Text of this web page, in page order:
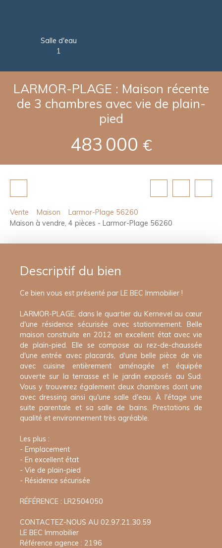
Salle d'eau
1
LARMOR-PLAGE : Maison récente
de 3 chambres avec vie de plain-
pied
483 000 €
Vente Maison
Larmor-Plage 56260
Maison à vendre, 4 pièces - Larmor-Plage 56260
Descriptif du bien
Ce bien vous est présenté par LE BEC Immobilier !
LARMOR-PLAGE, dans le quartier du Kernevel au cœur
d'une résidence sécurisée avec stationnement. Belle
maison construite en 2012 en excellent état avec vie
de plain-pied. Elle se compose au rez-de-chaussée
d'une entrée avec placards, d'une belle pièce de vie
avec cuisine entièrement aménagée et équipée
ouverte sur la terrasse et le jardin exposés au Sud.
Vous y trouverez également deux chambres dont une
avec dressing ainsi qu'une salle d'eau. À l'étage une
suite parentale et sa salle de bains. Prestations de
qualité et environnement très agréable.
Les plus :
- Emplacement
- En excellent état
- Vie de plain-pied
- Résidence sécurisée
RÉFÉRENCE : LR2504050
CONTACTEZ-NOUS AU 02.97.21.30.59
LE BEC Immobilier
Référence agence : 2196